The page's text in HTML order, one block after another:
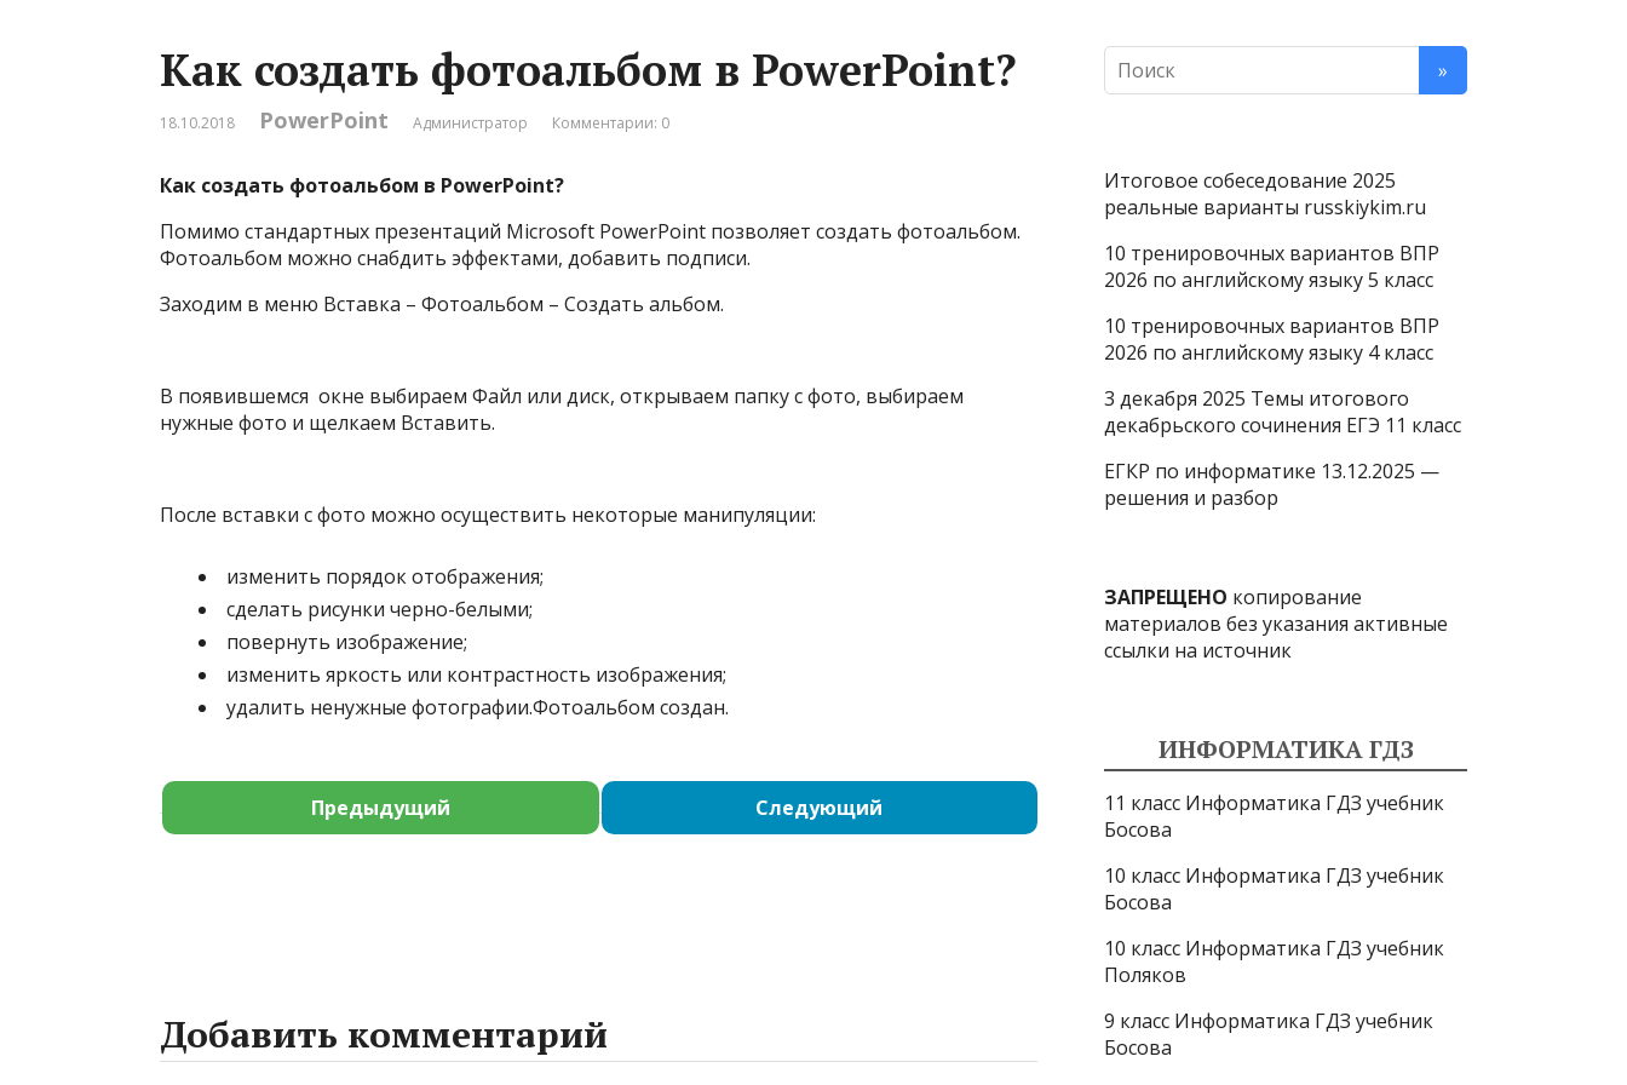
Как создать фотоальбом в PowerPoint?
18.10.2018 PowerPoint Администратор Комментарии: 0
Как создать фотоальбом в PowerPoint?
Помимо стандартных презентаций Microsoft PowerPoint позволяет создать фотоальбом.
Фотоальбом можно снабдить эффектами, добавить подписи.
Заходим в меню Вставка – Фотоальбом – Создать альбом.
В появившемся окне выбираем Файл или диск, открываем папку с фото, выбираем
нужные фото и щелкаем Вставить.
После вставки с фото можно осуществить некоторые манипуляции:
изменить порядок отображения;
сделать рисунки черно-белыми;
повернуть изображение;
изменить яркость или контрастность изображения;
удалить ненужные фотографии.Фотоальбом создан.
Предыдущий Следующий
Добавить комментарий
Итоговое собеседование 2025
реальные варианты russkiykim.ru
10 тренировочных вариантов ВПР
2026 по английскому языку 5 класс
10 тренировочных вариантов ВПР
2026 по английскому языку 4 класс
3 декабря 2025 Темы итогового
декабрьского сочинения ЕГЭ 11 класс
ЕГКР по информатике 13.12.2025 —
решения и разбор
ЗАПРЕЩЕНО копирование
материалов без указания активные
ссылки на источник
ИНФОРМАТИКА ГДЗ
11 класс Информатика ГДЗ учебник
Босова
10 класс Информатика ГДЗ учебник
Босова
10 класс Информатика ГДЗ учебник
Поляков
9 класс Информатика ГДЗ учебник
Босова